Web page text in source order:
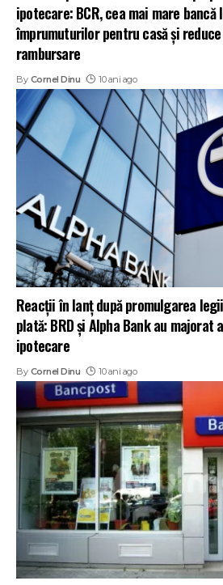
ipotecare: BCR, cea mai mare bancă
împrumuturilor pentru casă și
rambursare
By Cornel Dinu 10 ani ago
Reacții în lanț după promulgarea
plată: BRD și Alpha Bank au majorat
ipotecare
By Cornel Dinu 10 ani ago